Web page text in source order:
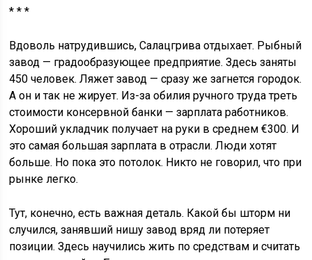
* * *
Вдоволь натрудившись, Салацгрива отдыхает. Рыбный
завод — градообразующее предприятие. Здесь заняты
450 человек. Ляжет завод — сразу же загнется городок.
А он и так не жирует. Из-за обилия ручного труда треть
стоимости консервной банки — зарплата работников.
Хороший укладчик получает на руки в среднем €300. И
это самая большая зарплата в отрасли. Люди хотят
больше. Но пока это потолок. Никто не говорил, что при
рынке легко.
Тут, конечно, есть важная деталь. Какой бы шторм ни
случился, занявший нишу завод вряд ли потеряет
позиции. Здесь научились жить по средствам и считать